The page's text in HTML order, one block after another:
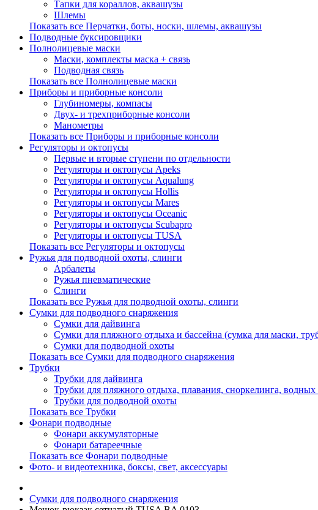
Тапки для кораллов, аквашузы
Шлемы
Показать все Перчатки, боты, носки, шлемы, аквашузы
Подводные буксировщики
Полнолицевые маски
Маски, комплекты маска + связь
Подводная связь
Показать все Полнолицевые маски
Приборы и приборные консоли
Глубиномеры, компасы
Двух- и трехприборные консоли
Манометры
Показать все Приборы и приборные консоли
Регуляторы и октопусы
Первые и вторые ступени по отдельности
Регуляторы и октопусы Apeks
Регуляторы и октопусы Aqualung
Регуляторы и октопусы Hollis
Регуляторы и октопусы Mares
Регуляторы и октопусы Oceanic
Регуляторы и октопусы Scubapro
Регуляторы и октопусы TUSA
Показать все Регуляторы и октопусы
Ружья для подводной охоты, слинги
Арбалеты
Ружья пневматические
Слинги
Показать все Ружья для подводной охоты, слинги
Сумки для подводного снаряжения
Сумки для дайвинга
Сумки для пляжного отдыха и бассейна (сумка для маски,
Сумки для подводной охоты
Показать все Сумки для подводного снаряжения
Трубки
Трубки для дайвинга
Трубки для пляжного отдыха, плавания, сноркелинга, водных
Трубки для подводной охоты
Показать все Трубки
Фонари подводные
Фонари аккумуляторные
Фонари батареечные
Показать все Фонари подводные
Фото- и видеотехника, боксы, свет, аксессуары
Сумки для подводного снаряжения